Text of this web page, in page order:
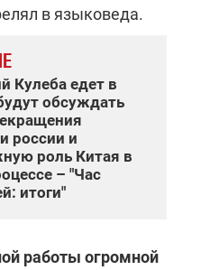
в языковеда.
Кулеба едет в
обсуждать
россии и
роль Китая в
– "Час
итоги"
работы огромной